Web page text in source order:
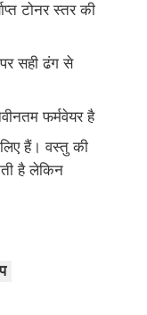
टोनर स्तर की
सही ढंग से
फर्मवेयर है
हैं। वस्तु की
है लेकिन